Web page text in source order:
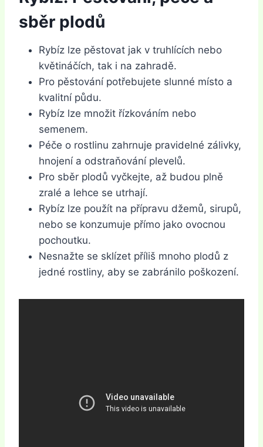
sběr plodů
Rybíz lze pěstovat jak v truhlících nebo
květináčích, tak i na zahradě.
Pro pěstování potřebujete slunné místo a
kvalitní půdu.
Rybíz lze množit řízkováním nebo
semenem.
Péče o rostlinu zahrnuje pravidelné zálivky,
hnojení a odstraňování plevelů.
Pro sběr plodů vyčkejte, až budou plně
zralé a lehce se utrhají.
Rybíz lze použít na přípravu džemů, sirupů,
nebo se konzumuje přímo jako ovocnou
pochoutku.
Nesnažte se sklízet příliš mnoho plodů z
jedné rostliny, aby se zabránilo poškození.